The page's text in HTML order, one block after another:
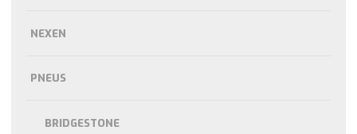
NEXEN
PNEUS
BRIDGESTONE